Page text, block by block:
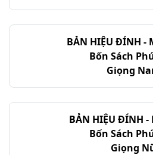
BẢN HIỆU ĐÍNH -
Bốn Sách
Giọng
BẢN HIỆU ĐÍNH -
Bốn Sách
Giọng